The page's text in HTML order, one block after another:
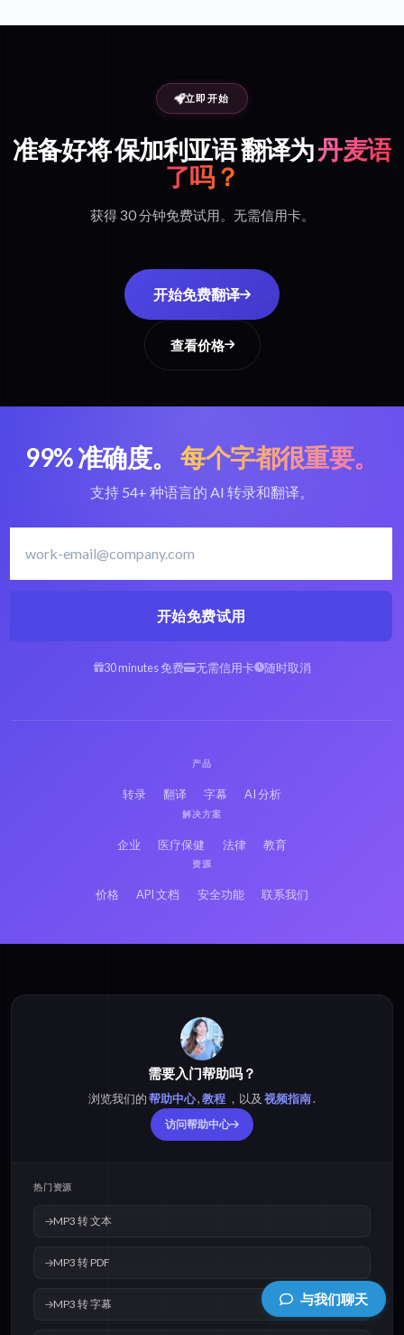
立即开始
准备好将 保加利亚语 翻译为丹麦语
了吗？
获得 30 分钟免费试用。无需信用卡。
开始免费翻译
查看价格
99% 准确度。 每个字都很重要。
支持 54+ 种语言的 AI 转录和翻译。
开始免费试用
30 minutes 免费 无需信用卡 随时取消
产品
转录 翻译 字幕 AI 分析
解决方案
企业 医疗保健 法律 教育
资源
价格 API 文档 安全功能 联系我们
需要入门帮助吗？
浏览我们的帮助中心,教程 ，以及 视频指南.
访问帮助中心
热门资源
MP3 转 文本
MP3 转 PDF
MP3 转 字幕 与我们聊天